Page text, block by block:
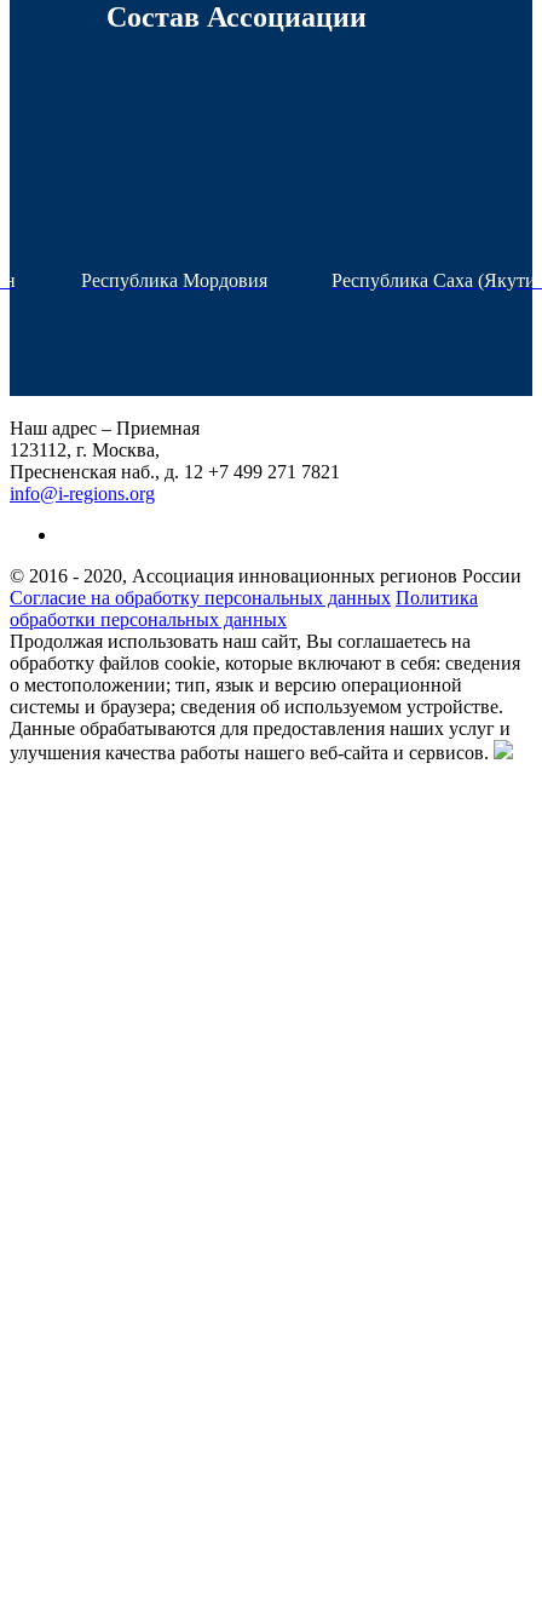
Состав Ассоциации
Республика Мордовия Республика Саха
Наш адрес – Приемная
123112, г. Москва,
Пресненская наб., д. 12 +7 499 271 7821
info@i-regions.org
© 2016 - 2020, Ассоциация инновационных регионов России
Согласие на обработку персональных данных Политика
обработки персональных данных
Продолжая использовать наш сайт, Вы соглашаетесь на
обработку файлов cookie, которые включают в себя: сведения
о местоположении; тип, язык и версию операционной
системы и браузера; сведения об используемом устройстве.
Данные обрабатываются для предоставления наших услуг и
улучшения качества работы нашего веб-сайта и сервисов.